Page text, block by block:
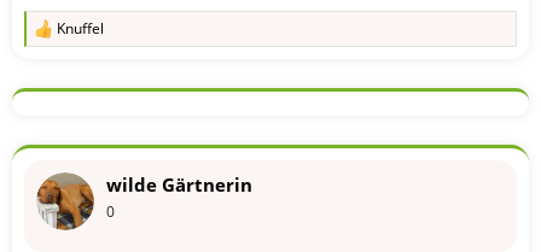
R
k
o
e
n
Knuffel
wilde Gärtnerin
0